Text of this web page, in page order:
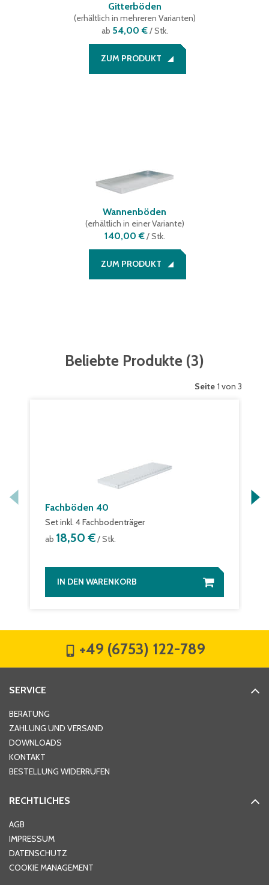
Gitterböden
(erhältlich in mehreren Varianten)
ab 54,00 €/ Stk.
ZUM PRODUKT
Wannenböden
(erhältlich in einer Variante)
140,00 €/Stk.
ZUM PRODUKT
Beliebte Produkte (3)
Seite 1 von 3
Fachböden 40
Set inkl. 4 Fachbodenträger
ab 18,50 €/ Stk.
IN DEN WARENKORB
+49 (6753) 122-789
SERVICE
BERATUNG
ZAHLUNG UND VERSAND
DOWNLOADS
KONTAKT
BESTELLUNG WIDERRUFEN
RECHTLICHES
AGB
IMPRESSUM
DATENSCHUTZ
COOKIE MANAGEMENT